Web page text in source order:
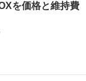
を価格と維持費